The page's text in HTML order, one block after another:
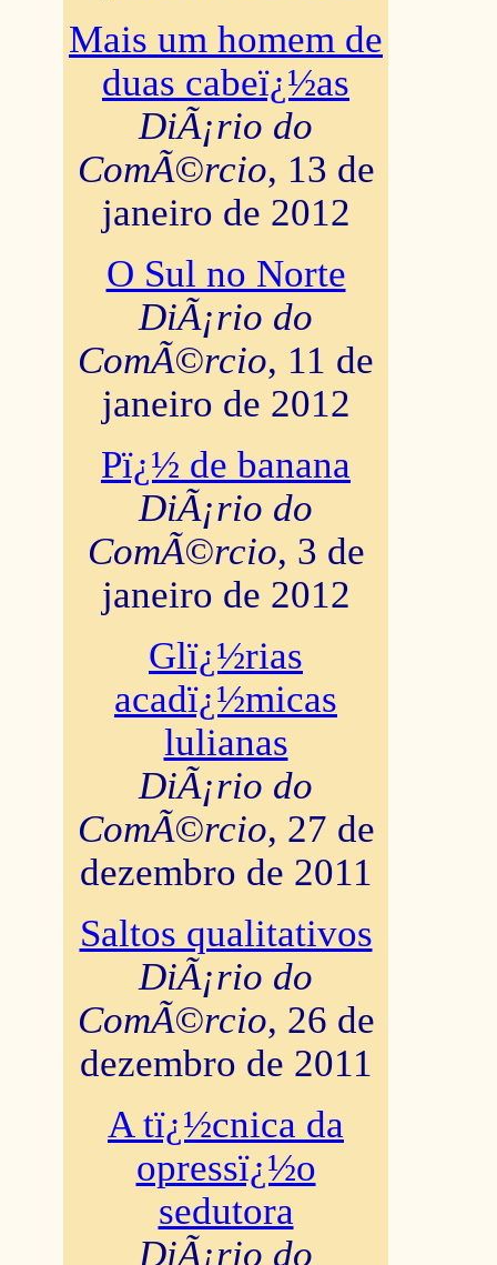
Mais um homem de
duas cabeï¿½as
DiÃ¡rio do
ComÃ©rcio, 13 de
janeiro de 2012
O Sul no Norte
DiÃ¡rio do
ComÃ©rcio, 11 de
janeiro de 2012
Pï¿½ de banana
DiÃ¡rio do
ComÃ©rcio, 3 de
janeiro de 2012
Glï¿½rias
acadï¿½micas
lulianas
DiÃ¡rio do
ComÃ©rcio, 27 de
dezembro de 2011
Saltos qualitativos
DiÃ¡rio do
ComÃ©rcio, 26 de
dezembro de 2011
A tï¿½cnica da
opressï¿½o
sedutora
DiÃ¡rio do